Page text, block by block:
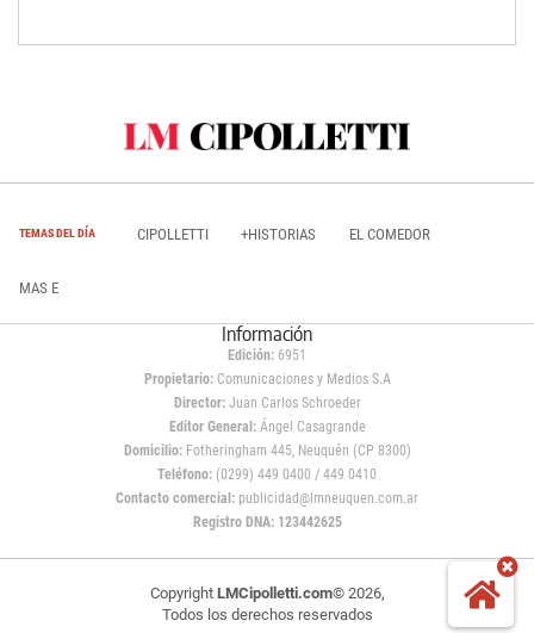
TEMAS DEL DÍA CIPOLLETTI +HISTORIAS EL COMEDOR
MAS E
Información
Edición: 6951
Propietario:Comunicaciones y Medios S.A
Director: Juan Carlos Schroeder
Editor General:Ángel Casagrande
Domicilio:Fotheringham 445, Neuquén (CP 8300)
Teléfono: (0299) 449 0400 / 449 0410
Contacto comercial: publicidad@lmneuquen.com.ar
Registro DNA: 123442625
Copyright LMCipolletti.com© 2026,
Todos los derechos reservados